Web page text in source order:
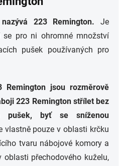
223 Remington.
Je
se pro ni ohromné množství
pušek používaných pro
Remington jsou rozměrově
223 Remington střílet bez
pušek, byť se sníženou
vlastně pouze v oblasti krčku
tvaru nábojové komory a
přechodového kuželu,